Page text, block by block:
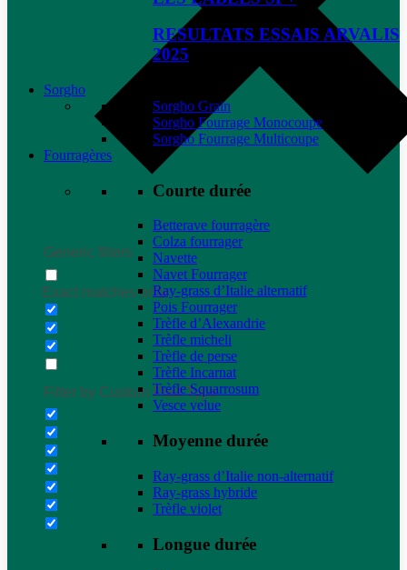
Generic filters
Exact matches only
Filter by Custom Post Type
RESULTATS ESSAIS ARVALIS
2025
Sorgho
Sorgho Grain
Sorgho Fourrage Monocoupe
Sorgho Fourrage Multicoupe
Fourragères
Courte durée
Betterave fourragère
Colza fourrager
Navette
Navet Fourrager
Ray-grass d’Italie alternatif
Pois Fourrager
Trèfle d’Alexandrie
Trèfle micheli
Trèfle de perse
Trèfle Incarnat
Trèfle Squarrosum
Vesce velue
Moyenne durée
Ray-grass d’Italie non-alternatif
Ray-grass hybride
Trèfle violet
Longue durée